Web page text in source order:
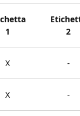
1
2
X -
X -